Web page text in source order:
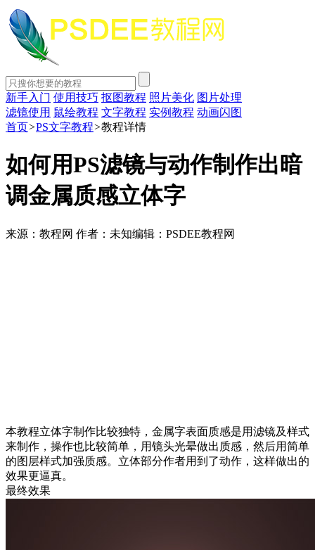
新手入门 使用技巧 抠图教程 照片美化 图片处理
滤镜使用 鼠绘教程 文字教程 实例教程 动画闪图
首页>PS文字教程>教程详情
如何用PS滤镜与动作制作出暗
调金属质感立体字
来源：教程网 作者：未知编辑：PSDEE教程网
本教程立体字制作比较独特，金属字表面质感是用滤镜及样式
来制作，操作也比较简单，用镜头光晕做出质感，然后用简单
的图层样式加强质感。立体部分作者用到了动作，这样做出的
效果更逼真。
最终效果